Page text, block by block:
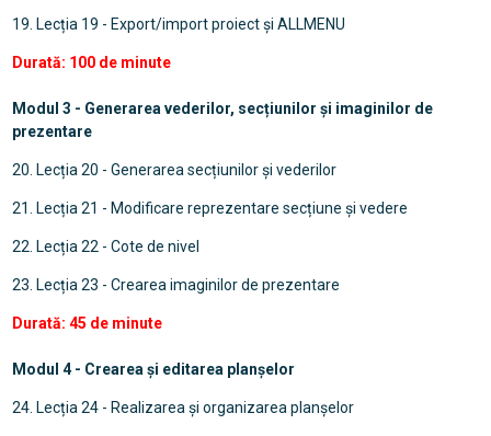
19. Lecția 19 - Export/import proiect și ALLMENU
Durată: 100 de minute
Modul 3 - Generarea vederilor, secțiunilor și imaginilor de
prezentare
20. Lecția 20 - Generarea secțiunilor și vederilor
21. Lecția 21 - Modificare reprezentare secțiune și vedere
22. Lecția 22 - Cote de nivel
23. Lecția 23 - Crearea imaginilor de prezentare
Durată: 45 de minute
Modul 4 - Crearea și editarea planșelor
24. Lecția 24 - Realizarea și organizarea planșelor